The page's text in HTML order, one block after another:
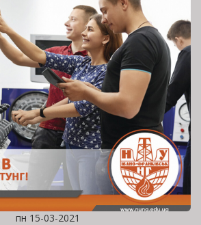
пн 15-03-2021